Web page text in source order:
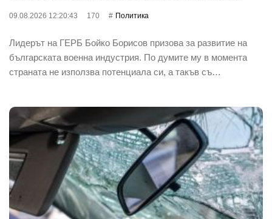
09.08.2026 12:20:43 170 Политика
Лидерът на ГЕРБ Бойко Борисов призова за развитие на
българската военна индустрия. По думите му в момента
страната не използва потенциала си, а такъв съ…